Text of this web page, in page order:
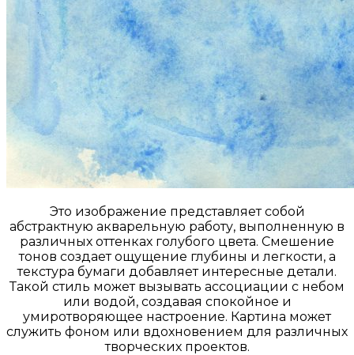
Это изображение представляет собой
абстрактную акварельную работу, выполненную в
различных оттенках голубого цвета. Смешение
тонов создает ощущение глубины и легкости, а
текстура бумаги добавляет интересные детали.
Такой стиль может вызывать ассоциации с небом
или водой, создавая спокойное и
умиротворяющее настроение. Картина может
служить фоном или вдохновением для различных
творческих проектов.